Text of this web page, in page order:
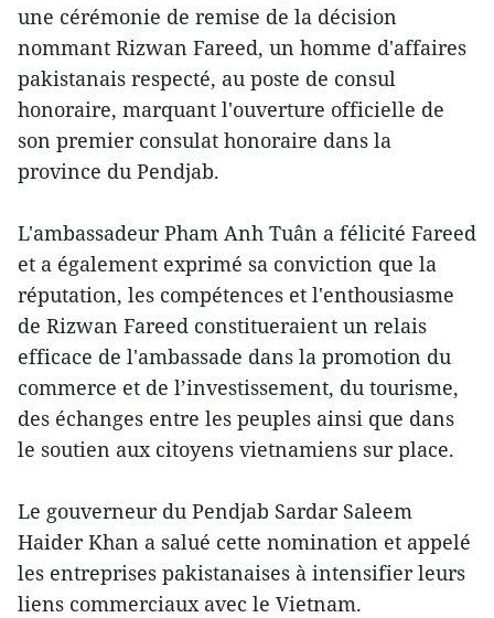
une cérémonie de remise de la décision
nommant Rizwan Fareed, un homme d'affaires
pakistanais respecté, au poste de consul
honoraire, marquant l'ouverture officielle de
son premier consulat honoraire dans la
province du Pendjab.
L'ambassadeur Pham Anh Tuân a félicité Fareed
et a également exprimé sa conviction que la
réputation, les compétences et l'enthousiasme
de Rizwan Fareed constitueraient un relais
efficace de l'ambassade dans la promotion du
commerce et de l’investissement, du tourisme,
des échanges entre les peuples ainsi que dans
le soutien aux citoyens vietnamiens sur place.
Le gouverneur du Pendjab Sardar Saleem
Haider Khan a salué cette nomination et appelé
les entreprises pakistanaises à intensifier leurs
liens commerciaux avec le Vietnam.